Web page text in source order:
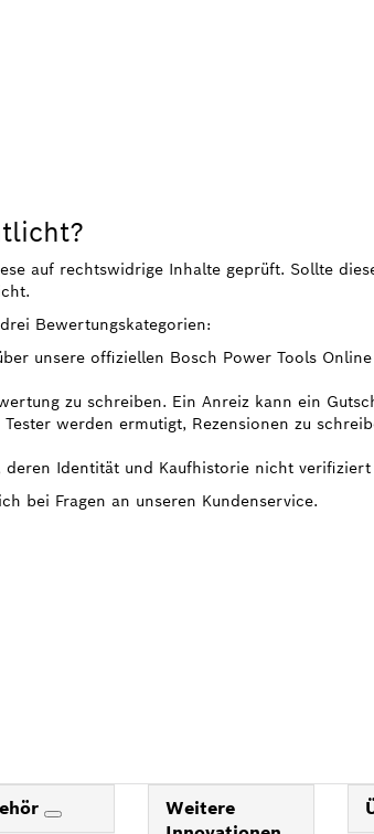
auf rechtswidrige Inhalte geprüft. Sollte
Bewertungskategorien:
unsere offiziellen Bosch Power Tools
zu schreiben. Ein Anreiz kann ein
werden ermutigt, Rezensionen zu
deren Identität und Kaufhistorie nicht
bei Fragen an unseren Kundenservice.
Weitere